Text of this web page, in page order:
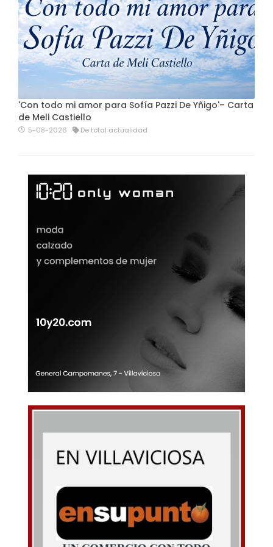
'Con todo mi amor para Sofía Pazzi De Yñigo'– Carta
de Meli Castiello
5-08-2026 De total actualidad